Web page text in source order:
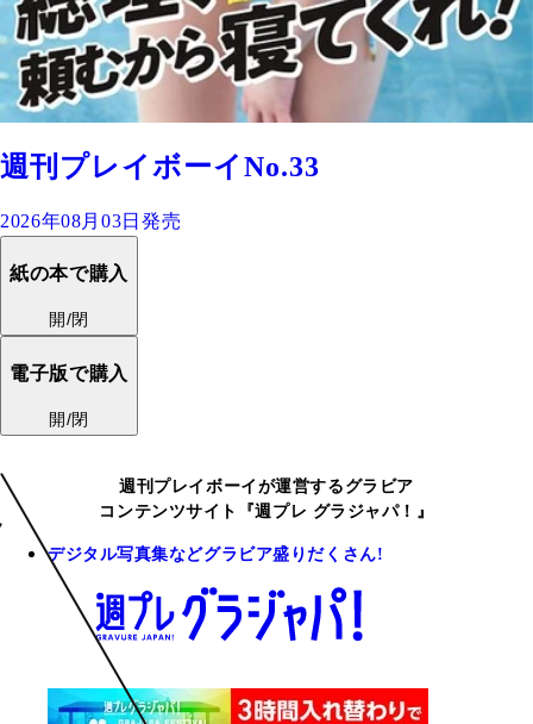
週刊プレイボーイNo.33
2026年08月03日発売
紙の本で購入
開/閉
電子版で購入
開/閉
週刊プレイボーイが運営するグラビア
コンテンツサイト『週プレ グラジャパ！』
デジタル写真集などグラビア盛りだくさん!